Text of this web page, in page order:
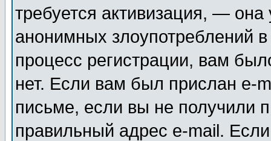
требуется активизация, —
анонимных злоупотреблений
процесс регистрации, вам
нет. Если вам был прислан e-
письме, если вы не получили
правильный адрес e-mail.